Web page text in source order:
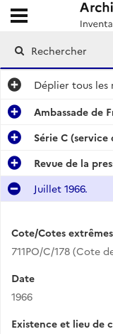
Archives
Ouvrir le menu
Déplier tous les
Ambassade de
Série C
Revue de la
Juillet 1966.
Cote/Cotes extrêmes
711PO/C/178 (Cote
Date
1966
Existence et lieu de